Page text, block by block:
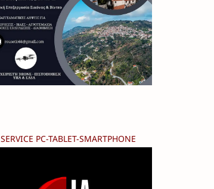
SERVICE PC-TABLET-SMARTPHONE